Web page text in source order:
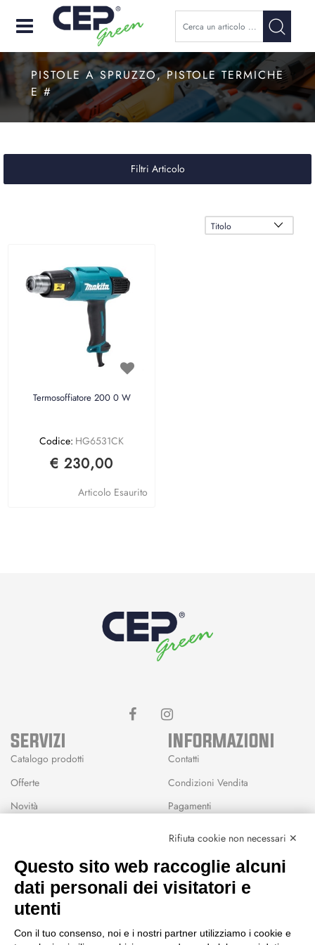
Open
PISTOLE A SPRUZZO, PISTOLE TERMICHE
E #
Filtri Articolo
Termosoffiatore 200 0 W
Codice: HG6531CK
€ 230,00
Articolo Esaurito
SERVIZI
Catalogo prodotti
Offerte
Novità
Wishlist
INFORMAZIONI
Contatti
Condizioni Vendita
Pagamenti
CEP GREEN
Fanano (MO)
Rifiuta cookie non necessari ✕
Questo sito web raccoglie alcuni
dati personali dei visitatori e
utenti
Con il tuo consenso, noi e i nostri partner utilizziamo i cookie e